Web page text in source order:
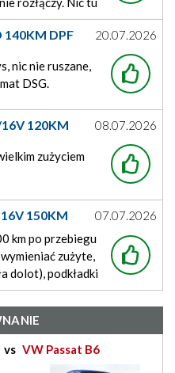
Jedynie to
z robocizną
140KM DPF
20.07.2026
nic nie ruszane,
DSG.
120KM
08.07.2026
zużyciem
150KM
07.07.2026
km po przebiegu
zużyte,
dolot), podkładki
nadal OK).
wymiany
a teraz drobny
vs VW Passat B6